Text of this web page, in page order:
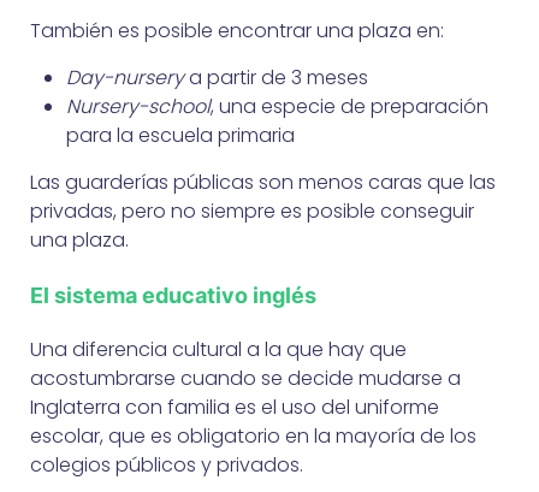
También es posible encontrar una plaza en:
Day-nurserya partir de 3 meses
Nursery-school, una especie de preparación
para la escuela primaria
Las guarderías públicas son menos caras que las
privadas, pero no siempre es posible conseguir
una plaza.
El sistema educativo inglés
Una diferencia cultural a la que hay que
acostumbrarse cuando se decide mudarse a
Inglaterra con familia es el uso del uniforme
escolar, que es obligatorio en la mayoría de los
colegios públicos y privados.